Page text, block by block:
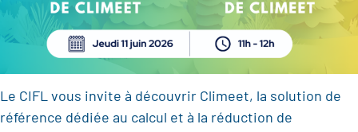
Le CIFL vous invite à découvrir Climeet, la solution de
référence dédiée au calcul et à la réduction de